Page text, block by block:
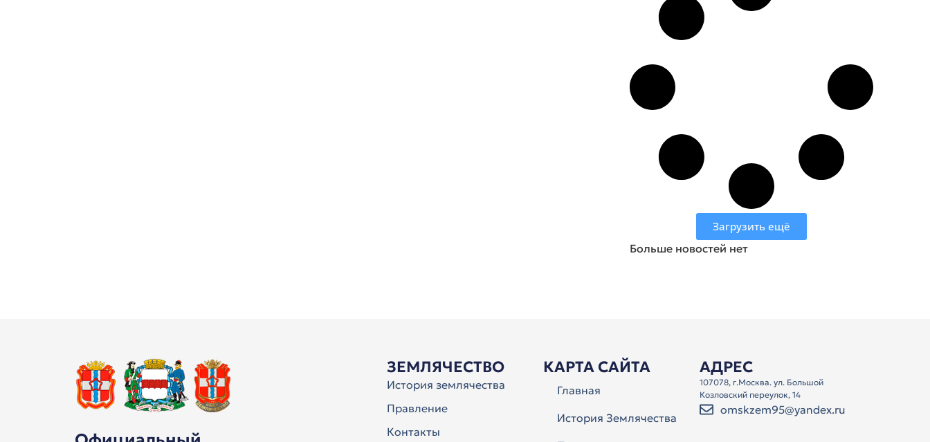
Загрузить ещё
Больше новостей нет
ЗЕМЛЯЧЕСТВО
История землячества
Правление
Контакты
КАРТА САЙТА
Главная
История Землячества
АДРЕС
107078, г.Москва. ул. Большой
Козловский переулок, 14
omskzem95@yandex.ru